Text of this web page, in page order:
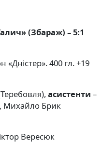
(Збараж) – 5:1
«Дністер». 400 гл. +19
асистенти –
Михайло Брик
Вересюк